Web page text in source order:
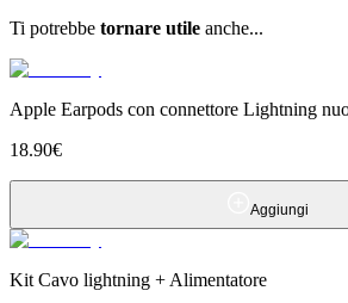
Ti potrebbe tornare utile anche...
Apple Earpods con connettore Lightning
18.90€
Aggiungi
Kit Cavo lightning + Alimentatore